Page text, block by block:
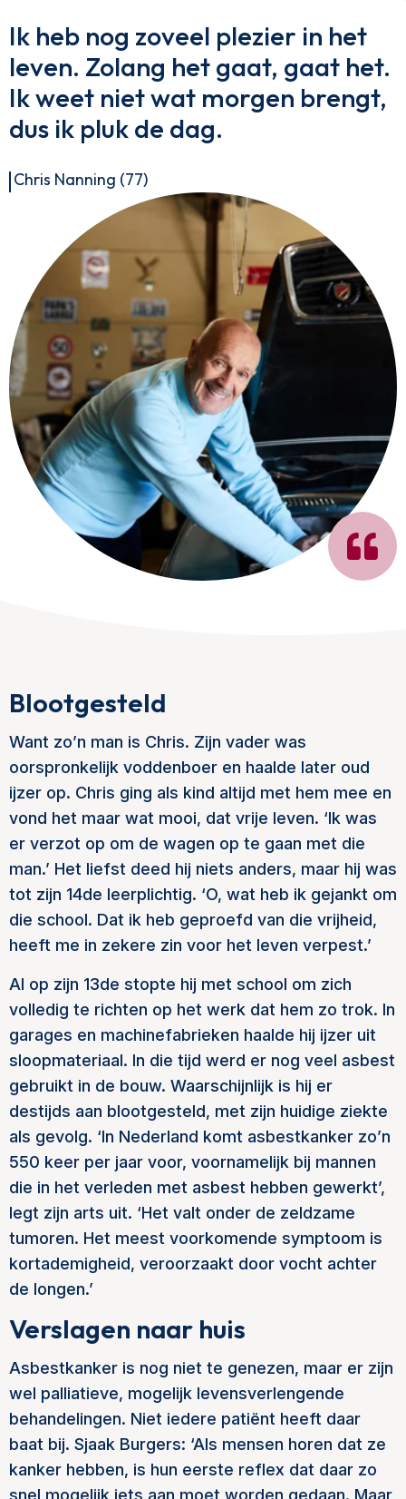
Ik heb nog zoveel plezier in het
leven. Zolang het gaat, gaat het.
Ik weet niet wat morgen brengt,
dus ik pluk de dag.
Chris Nanning (77)
Blootgesteld
Want zo’n man is Chris. Zijn vader was
oorspronkelijk voddenboer en haalde later oud
ijzer op. Chris ging als kind altijd met hem mee en
vond het maar wat mooi, dat vrije leven. ‘Ik was
er verzot op om de wagen op te gaan met die
man.’ Het liefst deed hij niets anders, maar hij was
tot zijn 14de leerplichtig. ‘O, wat heb ik gejankt om
die school. Dat ik heb geproefd van die vrijheid,
heeft me in zekere zin voor het leven verpest.’
Al op zijn 13de stopte hij met school om zich
volledig te richten op het werk dat hem zo trok. In
garages en machinefabrieken haalde hij ijzer uit
sloopmateriaal. In die tijd werd er nog veel asbest
gebruikt in de bouw. Waarschijnlijk is hij er
destijds aan blootgesteld, met zijn huidige ziekte
als gevolg. ‘In Nederland komt asbestkanker zo’n
550 keer per jaar voor, voornamelijk bij mannen
die in het verleden met asbest hebben gewerkt’,
legt zijn arts uit. ‘Het valt onder de zeldzame
tumoren. Het meest voorkomende symptoom is
kortademigheid, veroorzaakt door vocht achter
de longen.’
Verslagen naar huis
Asbestkanker is nog niet te genezen, maar er zijn
wel palliatieve, mogelijk levensverlengende
behandelingen. Niet iedere patiënt heeft daar
baat bij. Sjaak Burgers: ‘Als mensen horen dat ze
kanker hebben, is hun eerste reflex dat daar zo